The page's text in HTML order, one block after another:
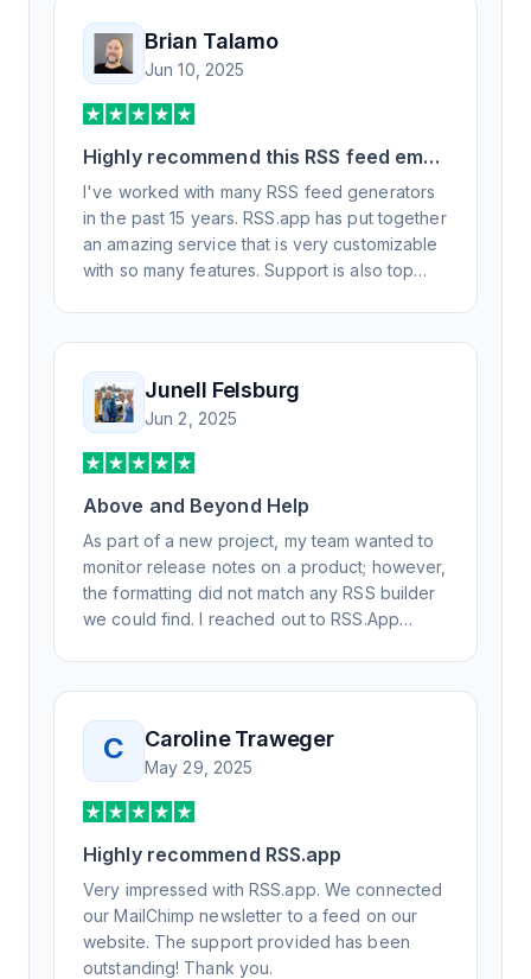
Brian Talamo
Jun 10, 2025
Highly recommend this RSS feed email
/ widget generator service.
I've worked with many RSS feed generators
in the past 15 years. RSS.app has put together
an amazing service that is very customizable
with so many features. Support is also top
professionally. Highly recommend for all your
RSS feed needs. Our trucking news hub
website couldn't work without it. Thank you.
Junell Felsburg
Jun 2, 2025
Above and Beyond Help
As part of a new project, my team wanted to
monitor release notes on a product; however,
the formatting did not match any RSS builder
we could find. I reached out to RSS.App
day, but I spoke to someone who was
knowledgeable, kind, and clearly wanted to
understand the issue. It has been a few
weeks, but after many revisions and direct
support, all of my release notes are in a way
that my users understand and find value in.
Honestly, it has been an exceptional
experience, and I will be pushing everyone I
know to RSS.app for their RSS needs.
C Caroline Traweger
May 29, 2025
Highly recommend RSS.app
Very impressed with RSS.app. We connected
our MailChimp newsletter to a feed on our
website. The support provided has been
outstanding! Thank you.